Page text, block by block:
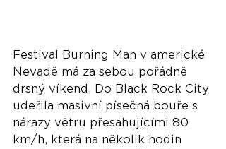
Festival Burning Man v americké
Nevadě má za sebou pořádně
drsný víkend. Do Black Rock City
udeřila masivní písečná bouře s
nárazy větru přesahujícími 80
km/h, která na několik hodin